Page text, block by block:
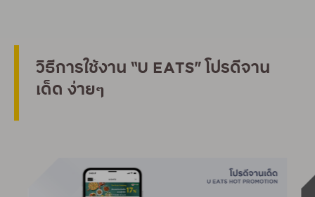
วิธีการใช้งาน “U EATS” โปรดีจาน
เด็ด ง่ายๆ